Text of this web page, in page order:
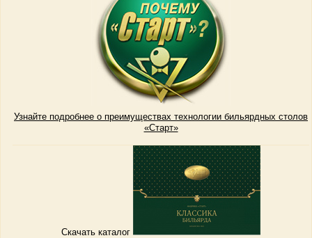
Узнайте подробнее о преимуществах технологии бильярдных столов
«Старт»
Скачать каталог